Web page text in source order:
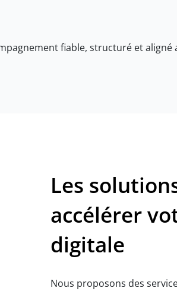
fiable, structuré et
Les
accélérer
digitale
Nous proposons des